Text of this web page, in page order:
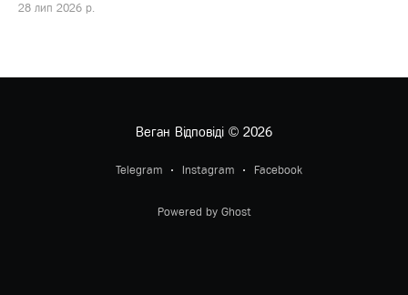
28 лип 2026 р.
Веган Відповіді© 2026
Telegram Instagram Facebook
Powered by Ghost